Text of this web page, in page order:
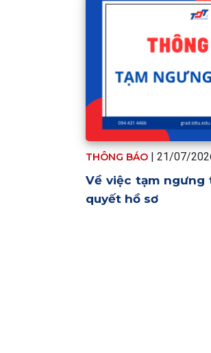
THÔNG BÁO | 21/07/
Về việc tạm ngưng
quyết hồ sơ